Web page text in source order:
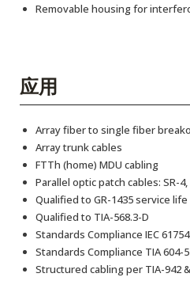
Removable housing for
应用
Array fiber to single fiber
Array trunk cables
FTTh (home) MDU cabling
Parallel optic patch cables: SR-4,
Qualified to GR-1435 service life
Qualified to TIA-568.3-D
Standards Compliance IEC
Standards Compliance TIA 604-5
Structured cabling per TIA-942